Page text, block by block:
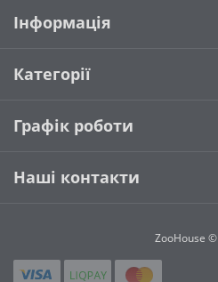
Інформація
Категорії
Графік роботи
Наші контакти
ZooHouse